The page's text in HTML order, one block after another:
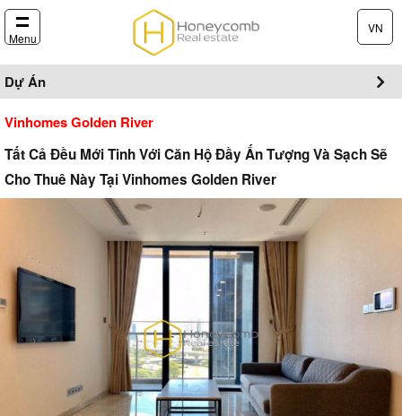
Menu
VN
Dự Án
Vinhomes Golden River
Tất Cả Đều Mới Tinh Với Căn Hộ Đầy Ấn Tượng Và Sạch Sẽ
Cho Thuê Này Tại Vinhomes Golden River